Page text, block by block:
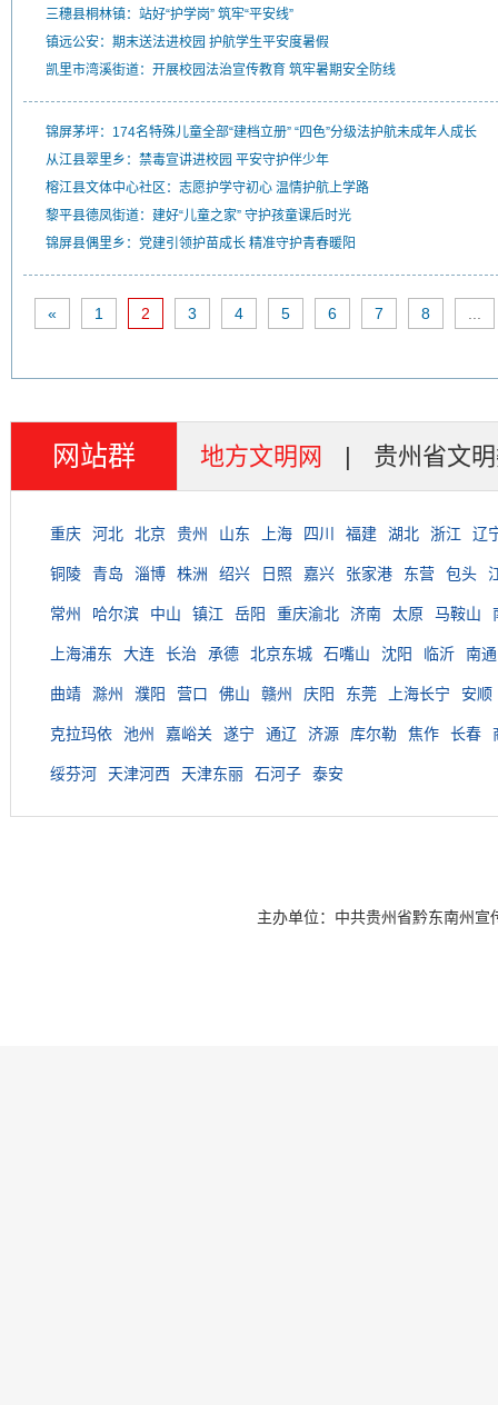
三穗县桐林镇：站好“护学岗” 筑牢“平安线”
镇远公安：期末送法进校园 护航学生平安度暑假
凯里市湾溪街道：开展校园法治宣传教育 筑牢暑期安全防线
锦屏茅坪：174名特殊儿童全部“建档立册” “四色”分级法护航未成年人成长
从江县翠里乡：禁毒宣讲进校园 平安守护伴少年
榕江县文体中心社区：志愿护学守初心 温情护航上学路
黎平县德凤街道：建好“儿童之家” 守护孩童课后时光
锦屏县偶里乡：党建引领护苗成长 精准守护青春暖阳
« 1 2 3 4 5 6 7 8
网站群 地方文明网 | 贵州省文
重庆 河北 北京 贵州 山东 上海 四川 福建 湖北 浙江 辽
铜陵 青岛 淄博 株洲 绍兴 日照 嘉兴 张家港 东营 包头
常州 哈尔滨 中山 镇江 岳阳 重庆渝北 济南 太原 马鞍山
上海浦东 大连 长治 承德 北京东城 石嘴山 沈阳 临沂 南通
曲靖 滁州 濮阳 营口 佛山 赣州 庆阳 东莞 上海长宁 安顺
克拉玛依 池州 嘉峪关 遂宁 通辽 济源 库尔勒 焦作 长春
绥芬河 天津河西 天津东丽 石河子 泰安
主办单位：中共贵州省黔东南州宣